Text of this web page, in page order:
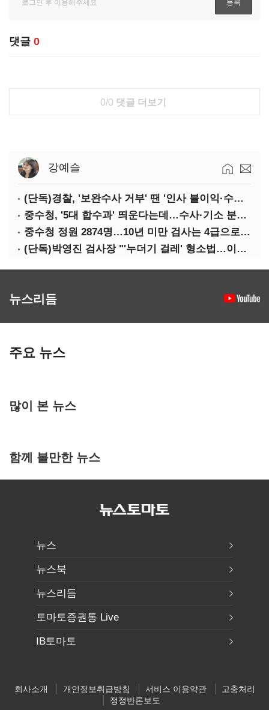
댓글 0
0/0 댓글 더보기
강예슬
(단독)경찰, '보완수사 거부' 땐 '인사 불이익·수사자격 배제'
중수청, '5대 합수과' 띄운다는데…수사·기소 분리로 협력방안 '부재'
중수청 정원 2874명…10년 미만 검사는 4급으로 임용
(단독)박영진 검사장 "'누더기 걸레' 형소법…이재명 대통령 책임져야"
뉴스리듬
주요 뉴스
많이 본 뉴스
함께 볼만한 뉴스
뉴스
뉴스북
뉴스리듬
토마토증권통 Live
IB토마토
회사소개 개인정보취급방침 서비스 이용약관
고충처리
정정반론보도